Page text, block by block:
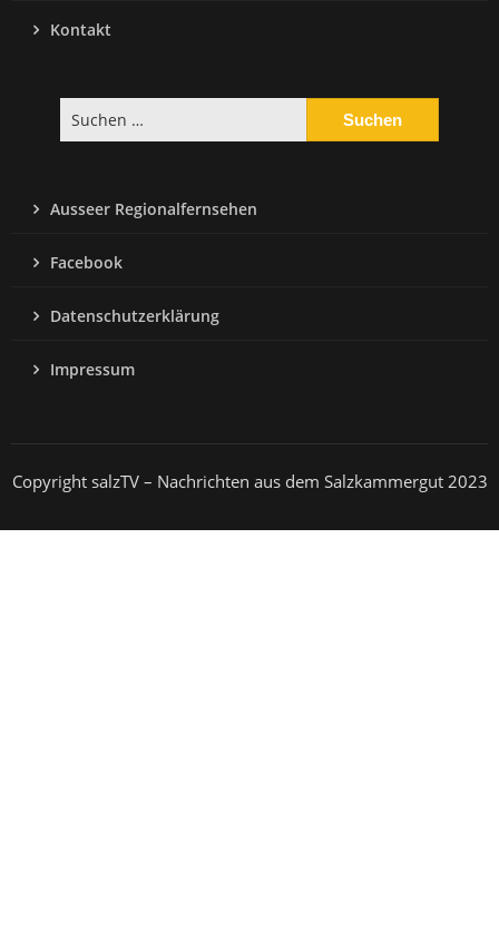
Kontakt
nach:
Ausseer Regionalfernsehen
Facebook
Datenschutzerklärung
Impressum
Copyright salzTV – Nachrichten aus dem Salzkammergut 2023